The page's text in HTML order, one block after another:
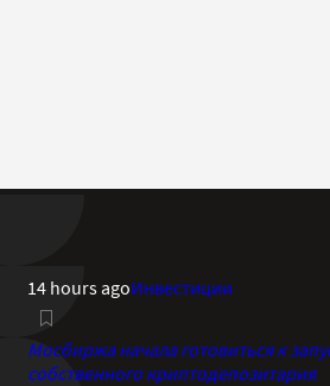
14 hours agoИнвестиции
Мосбиржа начала готовиться к
собственного криптодепозитария